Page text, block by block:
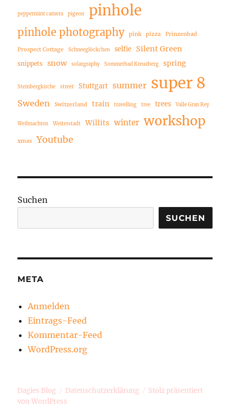
peppermint camera pigeon pinhole
pinhole photography pink pizza Prinzenbad
Prospect Cottage Schneeglöckchen selfie Silent Green
snippets snow solargraphy Sommerbad Kreuzberg spring
Steinbergkirche street Stuttgart summer super 8
Sweden Switzerland train travelling tree trees Valle Gran Rey
Weihnachten Weiterstadt Willits winter workshop
xmas Youtube
Suchen
SUCHEN
META
Anmelden
Eintrags-Feed
Kommentar-Feed
WordPress.org
Dagies Blog Datenschutzerklärung
Stolz präsentiert
von WordPress